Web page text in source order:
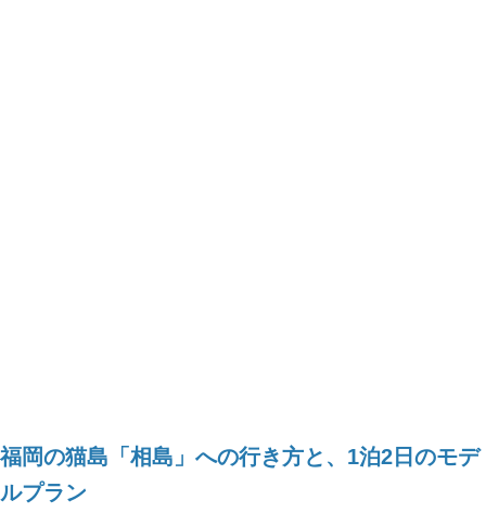
福岡の猫島「相島」への行き方と、1泊2日のモデ
ルプラン